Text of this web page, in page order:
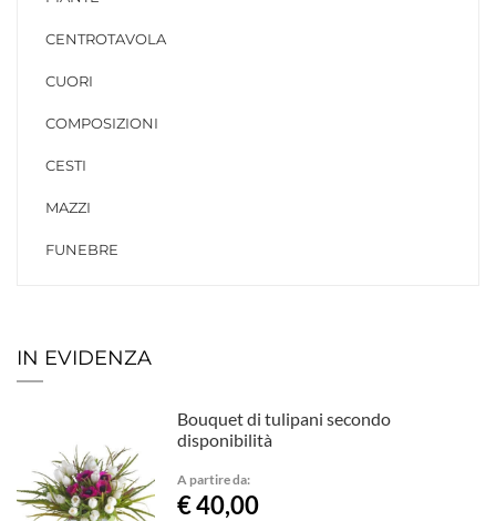
CENTROTAVOLA
CUORI
COMPOSIZIONI
CESTI
MAZZI
FUNEBRE
IN EVIDENZA
Bouquet di tulipani secondo
disponibilità
A partire da:
€ 40,00